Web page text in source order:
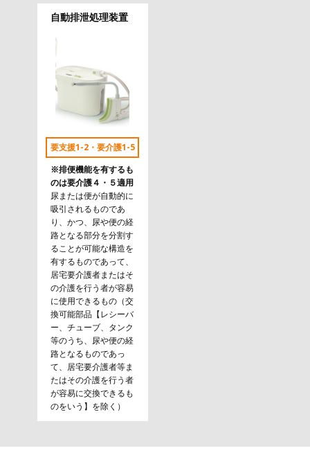
自動排泄処理装置
要支援1-2・要介護1-5
※排便機能を有するも
のは要介護４・５適用
尿または便が自動的に
吸引されるものであ
り、かつ、尿や便の経
路となる部分を分割す
ることが可能な構造を
有するものであって、
居宅要介護者またはそ
の介護を行う者が容易
に使用できるもの（交
換可能部品【レシーバ
ー、チューブ、タンク
等のうち、尿や便の経
路となるものであっ
て、居宅要介護者等ま
たはその介護を行う者
が容易に交換できるも
のをいう】を除く）